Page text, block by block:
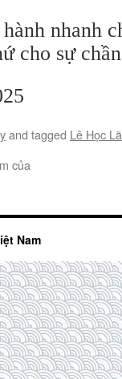
nhanh
cho sự
and tagged Lê Học
của
Nam